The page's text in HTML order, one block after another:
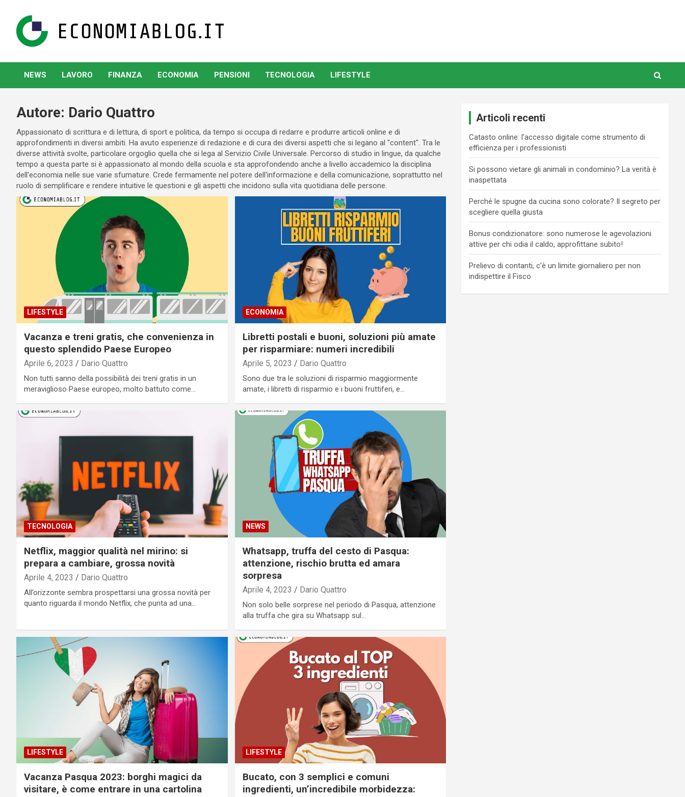
content
www.economiablog.it
NEWS LAVORO FINANZA ECONOMIA PENSIONI TECNOLOGIA LIFESTYLE
Autore: Dario Quattro
Appassionato di scrittura e di lettura, di sport e politica, da tempo si occupa di redarre e produrre articoli online e di
approfondimenti in diversi ambiti. Ha avuto esperienze di redazione e di cura dei diversi aspetti che si legano al "content". Tra le
diverse attività svolte, particolare orgoglio quella che si lega al Servizio Civile Universale. Percorso di studio in lingue, da qualche
tempo a questa parte si è appassionato al mondo della scuola e sta approfondendo anche a livello accademico la disciplina
dell'economia nelle sue varie sfumature. Crede fermamente nel potere dell'informazione e della comunicazione, soprattutto nel
ruolo di semplificare e rendere intuitive le questioni e gli aspetti che incidono sulla vita quotidiana delle persone.
LIFESTYLE
Vacanza e treni gratis, che convenienza in
questo splendido Paese Europeo
Aprile 6, 2023 Dario Quattro
Non tutti sanno della possibilità dei treni gratis in un
meraviglioso Paese europeo, molto battuto come…
ECONOMIA
Libretti postali e buoni, soluzioni più amate
per risparmiare: numeri incredibili
Aprile 5, 2023 Dario Quattro
Sono due tra le soluzioni di risparmio maggiormente
amate, i libretti di risparmio e i buoni fruttiferi, e…
TECNOLOGIA
Netflix, maggior qualità nel mirino: si
prepara a cambiare, grossa novità
Aprile 4, 2023 Dario Quattro
All’orizzonte sembra prospettarsi una grossa novità per
quanto riguarda il mondo Netflix, che punta ad una…
NEWS
Whatsapp, truffa del cesto di Pasqua:
attenzione, rischio brutta ed amara
sorpresa
Aprile 4, 2023 Dario Quattro
Non solo belle sorprese nel periodo di Pasqua, attenzione
alla truffa che gira su Whatsapp sul…
LIFESTYLE
Vacanza Pasqua 2023: borghi magici da
visitare, è come entrare in una cartolina
LIFESTYLE
Bucato, con 3 semplici e comuni
ingredienti, un’incredibile morbidezza:
Articoli recenti
Catasto online: l’accesso digitale come strumento di
efficienza per i professionisti
Si possono vietare gli animali in condominio? La verità è
inaspettata
Perché le spugne da cucina sono colorate? Il segreto per
scegliere quella giusta
Bonus condizionatore: sono numerose le agevolazioni
attive per chi odia il caldo, approfittane subito!
Prelievo di contanti, c’è un limite giornaliero per non
indispettire il Fisco